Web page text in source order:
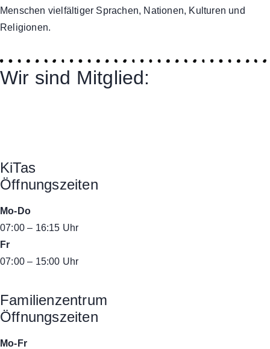
Menschen vielfältiger Sprachen, Nationen, Kulturen und
Religionen.
Wir sind Mitglied:
KiTas
Öffnungszeiten
Mo-Do
07:00 – 16:15 Uhr
Fr
07:00 – 15:00 Uhr
Familienzentrum
Öffnungszeiten
Mo-Fr